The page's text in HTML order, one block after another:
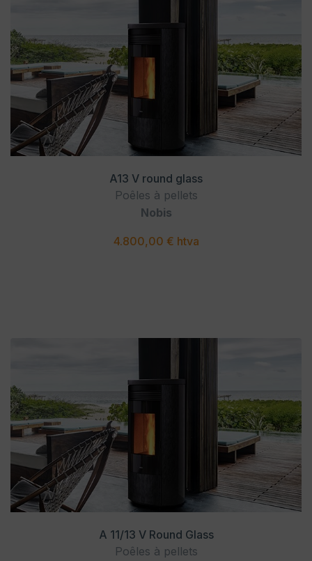
A13 V round glass
Poêles à pellets
Nobis
4.800,00 € htva
A 11/13 V Round Glass
Poêles à pellets